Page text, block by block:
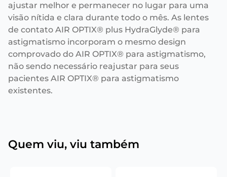
ajustar melhor e permanecer no lugar para uma
visão nítida e clara durante todo o mês. As lentes
de contato AIR OPTIX® plus HydraGlyde® para
astigmatismo incorporam o mesmo design
comprovado do AIR OPTIX® para astigmatismo,
não sendo necessário reajustar para seus
pacientes AIR OPTIX® para astigmatismo
existentes.
Quem viu, viu também